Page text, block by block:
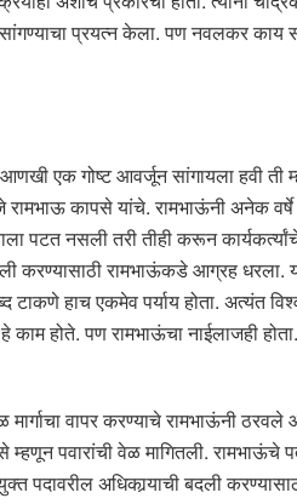
प्रयत्न केला. पण नवलकर काय
एक गोष्ट आवर्जून सांगायला हवी ती
कापसे यांचे. रामभाऊंनी अनेक वर्षे
पटत नसली तरी तीही करून
रामभाऊंकडे आग्रह धरला.
हाच एकमेव पर्याय होता. अत्यंत
काम होते. पण रामभाऊंचा नाईलाजही
वापर करण्याचे रामभाऊंनी
पवारांची वेळ मागितली. रामभाऊंचे
पदावरील अधिकार्‍याची बदली